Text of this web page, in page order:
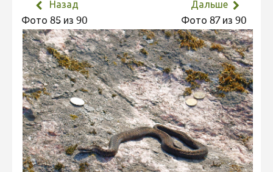
Фотоконкурс 2025
Не учитываются 2025
Видео 2025
Фотоконкурс 2024
Не учитываются 2024
Видео 2024
Фотоконкурс 2023
Не учитываются 2023
Назад
Фото 85 из 90
Дальше
Фото 87 из 90